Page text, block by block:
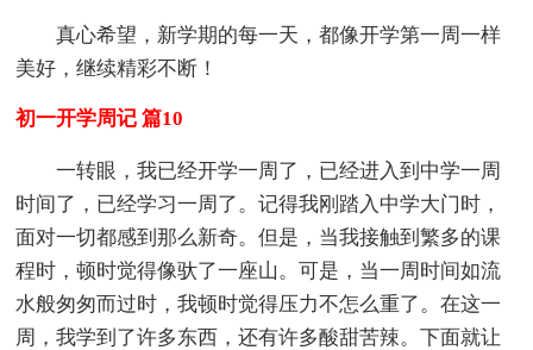
真心希望，新学期的每一天，都像开学第一周一样
美好，继续精彩不断！
初一开学周记 篇10
一转眼，我已经开学一周了，已经进入到中学一周
时间了，已经学习一周了。记得我刚踏入中学大门时，
面对一切都感到那么新奇。但是，当我接触到繁多的课
程时，顿时觉得像驮了一座山。可是，当一周时间如流
水般匆匆而过时，我顿时觉得压力不怎么重了。在这一
周，我学到了许多东西，还有许多酸甜苦辣。下面就让